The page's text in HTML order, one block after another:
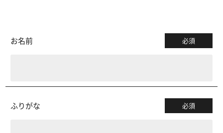
お名前 必須
ふりがな 必須